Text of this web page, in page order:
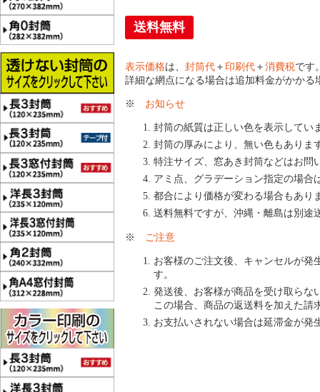
送料無料
表示価格は、 封筒代 ＋ 印刷代 ＋ 消費税です
詳細な網点になる場合は追加料金がかかる
※ お知らせ
封筒の紙質は正しい色を表示してい
封筒の厚みにより、無い色もありま
特注サイズ、窓あき封筒などはお問
アミ点、グラデーション指定の場合
都合により価格が変わる場合もあり
送料無料ですが、沖縄・離島は別途
※ ご注意
お客様のご注文後、キャンセルが発
す。
発送後、お客様が商品を受け取らな
この場合、商品の返送料を加えた請
お支払いされない場合は延滞金が発